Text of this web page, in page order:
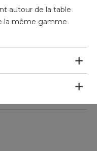
autour de la table
la même gamme